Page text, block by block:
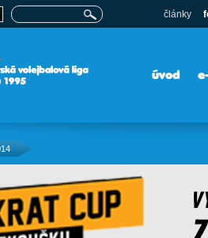
články
úvod